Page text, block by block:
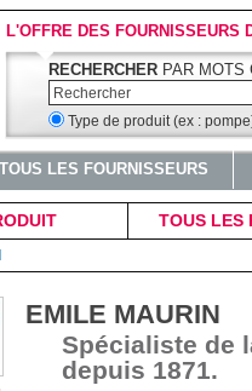
L'OFFRE DES FOURNISSEURS
RECHERCHER PAR MOTS
Type de produit (ex :
TOUS LES FOURNISSEURS
TOUS LES
EMILE MAURIN
Spécialiste de
depuis 1871.